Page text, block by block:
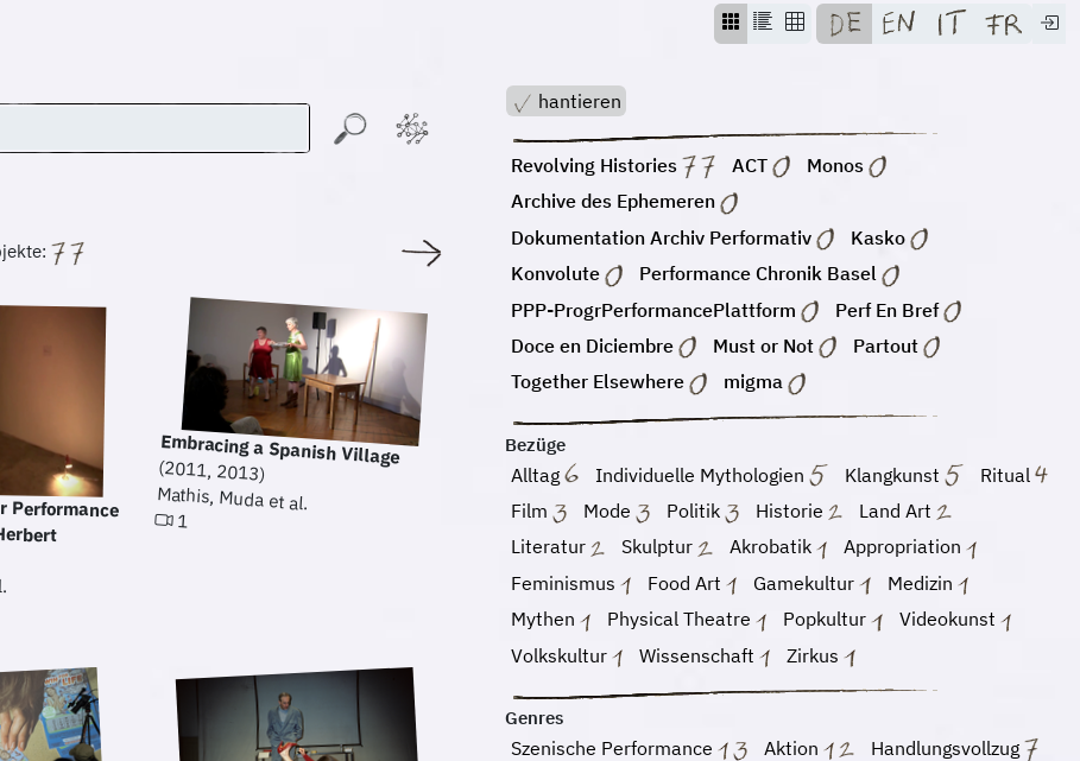
Performance
Herbert
Embracing a Spanish Village
(2011, 2013)
Mathis, Muda et al.
1
hantieren
Revolving Histories ACT
Monos
Archive des Ephemeren
Dokumentation Archiv Performativ
Kasko
Konvolute
Performance Chronik Basel
PPP-ProgrPerformancePlattform
Perf En Bref
Doce en Diciembre
Must or Not
Partout
Together Elsewhere
migma
Bezüge
Alltag Individuelle Mythologien Klangkunst
Ritual
Film
Mode Politik Historie
Land Art
Literatur
Skulptur Akrobatik
Appropriation
Feminismus
Food Art Gamekultur
Medizin
Mythen
Physical Theatre Popkultur
Videokunst
Volkskultur
Wissenschaft Zirkus
Genres
Szenische Performance Aktion
Handlungsvollzug